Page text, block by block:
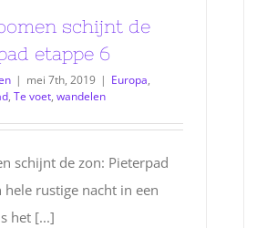
schijnt de
etappe 6
| mei 7th, 2019 | Europa,
, Te voet, wandelen
schijnt de zon: Pieterpad
hele rustige nacht in een
het [...]